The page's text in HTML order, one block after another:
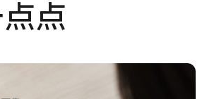
点